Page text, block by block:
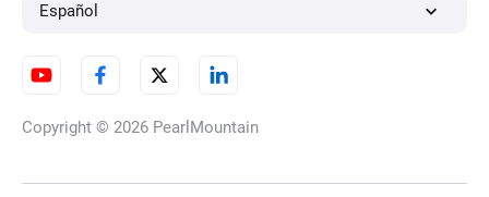
video de intro empresarial
Español
Copyright © 2026 PearlMountain